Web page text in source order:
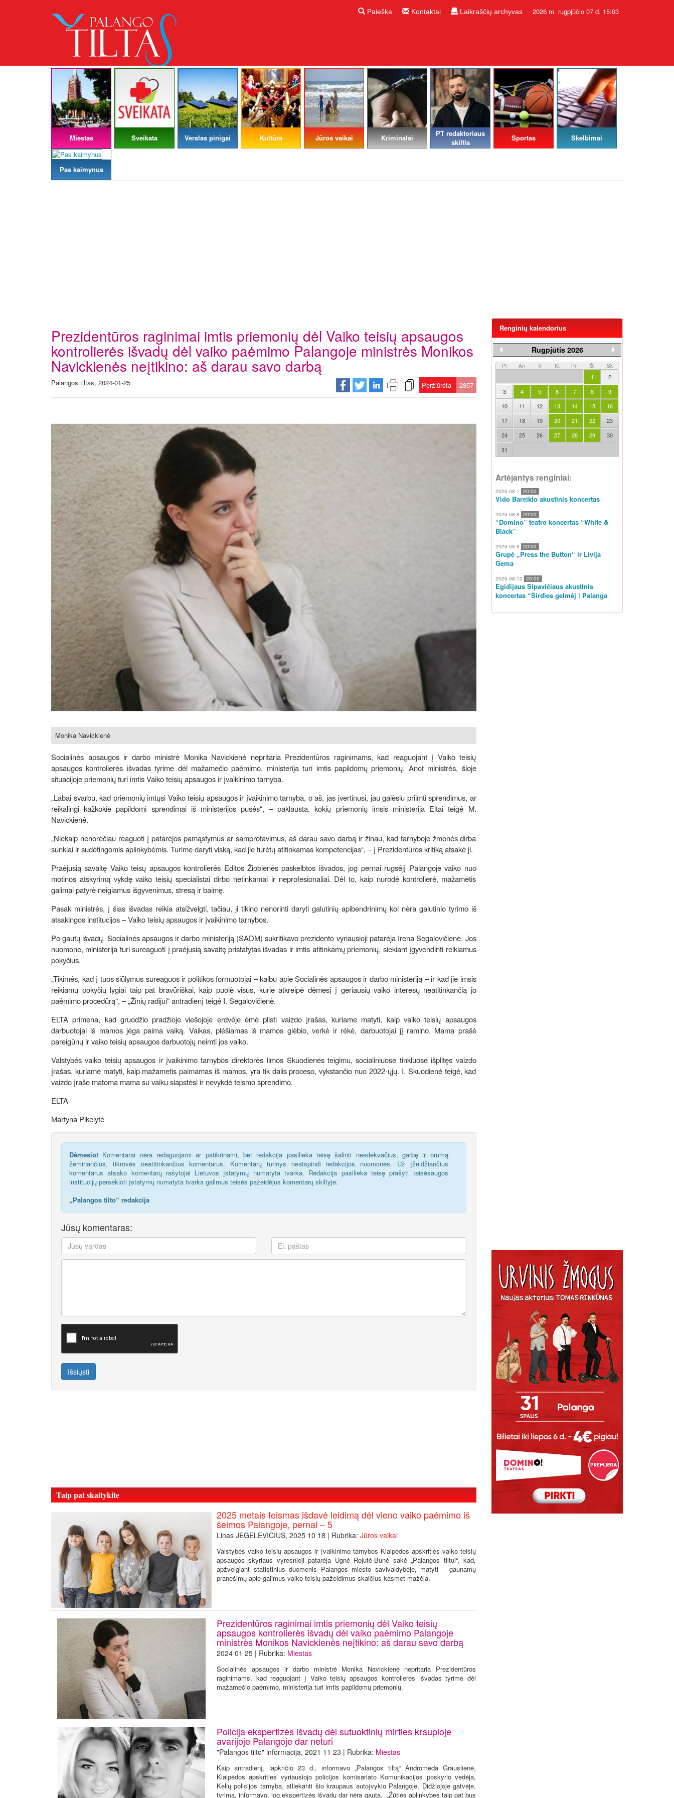
Paieška Kontaktai Laikraščių archyvas 2026 m. rugpjūčio 07 d. 15:03
Miestas Sveikata Verslas pinigai Kultūra Jūros vaikai Kriminalai
PT redaktoriaus
skiltis
Sportas Skelbimai
Pas kaimynus
Prezidentūros raginimai imtis priemonių dėl Vaiko teisių apsaugos
kontrolierės išvadų dėl vaiko paėmimo Palangoje ministrės Monikos
Navickienės neįtikino: aš darau savo darbą
Palangos tiltas, 2024-01-25 Peržiūrėta 2857
Monika Navickienė
Socialinės apsaugos ir darbo ministrė Monika Navickienė nepritaria Prezidentūros raginimams, kad reaguojant į Vaiko teisių
apsaugos kontrolierės išvadas tyrime dėl mažamečio paėmimo, ministerija turi imtis papildomų priemonių. Anot ministrės, šioje
situacijoje priemonių turi imtis Vaiko teisių apsaugos ir įvaikinimo tarnyba.
„Labai svarbu, kad priemonių imtųsi Vaiko teisių apsaugos ir įvaikinimo tarnyba, o aš, jas įvertinusi, jau galėsiu priimti sprendimus, ar
reikalingi kažkokie papildomi sprendimai iš ministerijos pusės“, – paklausta, kokių priemonių imsis ministerija Eltai teigė M.
Navickienė.
„Niekaip nenorėčiau reaguoti į patarėjos pamąstymus ar samprotavimus, aš darau savo darbą ir žinau, kad tarnyboje žmonės dirba
sunkiai ir sudėtingomis aplinkybėmis. Turime daryti viską, kad jie turėtų atitinkamas kompetencijas“, – į Prezidentūros kritiką atsakė ji.
Praėjusią savaitę Vaiko teisų apsaugos kontrolierės Editos Žiobienės paskelbtos išvados, jog pernai rugsėjį Palangoje vaiko nuo
motinos atskyrimą vykdę vaiko teisių specialistai dirbo netinkamai ir neprofesionaliai. Dėl to, kaip nurodė kontrolierė, mažametis
galimai patyrė neigiamus išgyvenimus, stresą ir baimę.
Pasak ministrės, į šias išvadas reikia atsižvelgti, tačiau, ji tikino nenorinti daryti galutinių apibendrinimų kol nėra galutinio tyrimo iš
atsakingos institucijos – Vaiko teisių apsaugos ir įvaikinimo tarnybos.
Po gautų išvadų, Socialinės apsaugos ir darbo ministeriją (SADM) sukritikavo prezidento vyriausioji patarėja Irena Segalovičienė. Jos
nuomone, ministerija turi sureaguoti į praėjusią savaitę pristatytas išvadas ir imtis atitinkamų priemonių, siekiant įgyvendinti reikiamus
pokyčius.
„Tikimės, kad į tuos siūlymus sureaguos ir politikos formuotojai – kalbu apie Socialinės apsaugos ir darbo ministeriją – ir kad jie imsis
reikiamų pokyčių lygiai taip pat bravūriškai, kaip puolė visus, kurie atkreipė dėmesį į geriausių vaiko interesų neatitinkančią jo
paėmimo procedūrą“, – „Žinių radijui“ antradienį teigė I. Segalovičienė.
ELTA primena, kad gruodžio pradžioje viešojoje erdvėje ėmė plisti vaizdo įrašas, kuriame matyti, kaip vaiko teisių apsaugos
darbuotojai iš mamos jėga paima vaiką. Vaikas, plėšiamas iš mamos glėbio, verkė ir rėkė, darbuotojai jį ramino. Mama prašė
pareigūnų ir vaiko teisių apsaugos darbuotojų neimti jos vaiko.
Valstybės vaiko teisių apsaugos ir įvaikinimo tarnybos direktorės Ilmos Skuodienės teigimu, socialiniuose tinkluose išplitęs vaizdo
įrašas, kuriame matyti, kaip mažametis paimamas iš mamos, yra tik dalis proceso, vykstančio nuo 2022-ųjų. I. Skuodienė teigė, kad
vaizdo įraše matoma mama su vaiku slapstėsi ir nevykdė teismo sprendimo.
ELTA
Martyna Pikelytė
Dėmesio! Komentarai nėra redaguojami ar patikrinami, bet redakcija pasilieka teisę šalinti neadekvačius, garbę ir orumą
žeminančius, tikrovės neatitinkančius komentarus. Komentarų turinys neatspindi redakcijos nuomonės. Už įžeidžiančius
komentarus atsako komentarų rašytojai Lietuvos įstatymų numatyta tvarka. Redakcija pasilieka teisę prašyti teisėsaugos
institucijų persekioti įstatymų numatyta tvarka galimus teisės pažeidėjus komentarų skiltyje.
„Palangos tilto“ redakcija
Jūsų komentaras:
Išsiųsti
Taip pat skaitykite
2025 metais teismas išdavė leidimą dėl vieno vaiko paėmimo iš
šeimos Palangoje, pernai – 5
Linas JEGELEVIČIUS, 2025 10 18 | Rubrika: Jūros vaikai
Valstybės vaiko teisių apsaugos ir įvaikinimo tarnybos Klaipėdos apskrities vaiko teisių
apsaugos skyriaus vyresnioji patarėja Ugnė Rojutė-Bunė sakė „Palangos tiltui“, kad,
apžvelgiant statistinius duomenis Palangos miesto savivaldybėje, matyti – gaunamų
pranešimų apie galimus vaiko teisių pažeidimus skaičius kasmet mažėja.
Prezidentūros raginimai imtis priemonių dėl Vaiko teisių
apsaugos kontrolierės išvadų dėl vaiko paėmimo Palangoje
ministrės Monikos Navickienės neįtikino: aš darau savo darbą
2024 01 25 | Rubrika: Miestas
Socialinės apsaugos ir darbo ministrė Monika Navickienė nepritaria Prezidentūros
raginimams, kad reaguojant į Vaiko teisių apsaugos kontrolierės išvadas tyrime dėl
mažamečio paėmimo, ministerija turi imtis papildomų priemonių.
Policija ekspertizės išvadų dėl sutuoktinių mirties kraupioje
avarijoje Palangoje dar neturi
"Palangos tilto" informacija, 2021 11 23 | Rubrika: Miestas
Kaip antradienį, lapkričio 23 d., informavo „Palangos tiltą“ Andromeda Grauslienė,
Klaipėdos apskrities vyriausiojo policijos komisariato Komunikacijos poskyrio vedėja,
Kelių policijos tarnyba, atliekanti šio kraupaus autoįvykio Palangoje, Didžiojoje gatvėje,
tyrimą, informavo, jog ekspertizės išvadų dar nėra gauta. „Žūties aplinkybes taip pat bus
Renginių kalendorius
Rugpjūtis 2026
Pi An Tr Kt Pn Št Sk
1
2
3
4 5 6 7 8
9
10
11 12 13 14 15
16
17
18 19 20 21 22
23
24
25 26 27 28 29
30
31
Artėjantys renginiai:
2026-08-7 20:00
Vido Bareikio akustinis koncertas
2026-08-8 20:00
“Domino” teatro koncertas “White &
Black”
2026-08-9 20:00
Grupė „Press the Button“ ir Livija
Gema
2026-08-13 20:00
Egidijaus Sipavičiaus akustinis
koncertas “Širdies gelmėj | Palanga